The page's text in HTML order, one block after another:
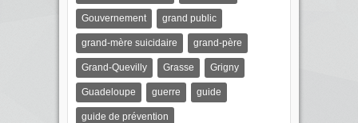
Gouvernement grand public
grand-mère suicidaire grand-père
Grand-Quevilly Grasse Grigny
Guadeloupe guerre guide
guide de prévention